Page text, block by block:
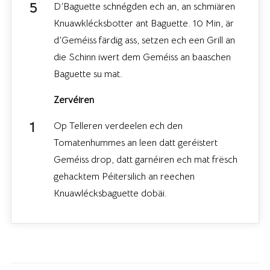
D’Baguette schnégden ech an, an schmiären
Knuawklécksbotter ant Baguette. 10 Min, är
d’Geméiss färdig ass, setzen ech een Grill an
die Schinn iwert dem Geméiss an baaschen
Baguette su mat.
Zervéiren
Op Telleren verdeelen ech den
Tomatenhummes an leen datt geréistert
Geméiss drop, datt garnéiren ech mat frësch
gehacktem Péitersilich an reechen
Knuawlécksbaguette dobäi.